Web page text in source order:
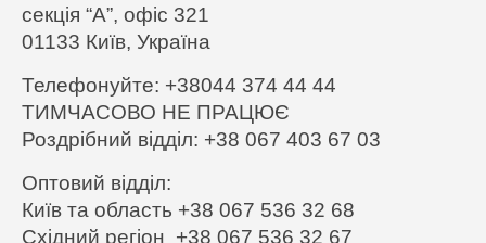
секція “А”, офіс 321
01133 Київ, Україна
Телефонуйте: +38044 374 44 44
ТИМЧАСОВО НЕ ПРАЦЮЄ
Роздрібний відділ: +38 067 403 67 03
Оптовий відділ:
Київ та область +38 067 536 32 68
Східний регіон +38 067 536 32 67